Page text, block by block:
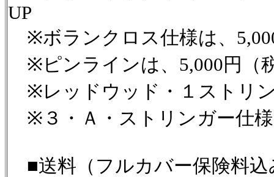
UP
※ボランクロス仕様は、
※ピンラインは、5,000円（
※レッドウッド・１ストリ
※３・Ａ・ストリンガー仕様
■送料（フルカバー保険料込